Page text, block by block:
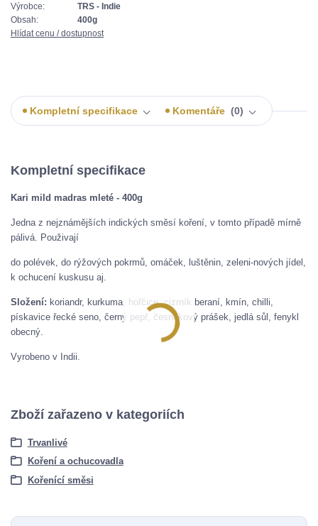
Výrobce:
TRS - Indie
Obsah:
400g
Hlídat cenu / dostupnost
Kompletní specifikace Komentáře 0
Kompletní specifikace
Kari mild madras mleté - 400g
Jedna z nejznámějších indických směsí koření, v tomto případě mírně
pálivá. Použivají
do polévek, do rýžových pokrmů, omáček, luštěnin, zeleni-nových jídel,
k ochucení kuskusu aj.
Složení: koriandr, kurkuma, hořčice, cizrník beraní, kmín, chilli,
pískavice řecké seno, černý pepř, česnekový prášek, jedlá sůl, fenykl
obecný.
Vyrobeno v Indii.
Zboží zařazeno v kategoriích
Trvanlivé
Koření a ochucovadla
Kořenící směsi